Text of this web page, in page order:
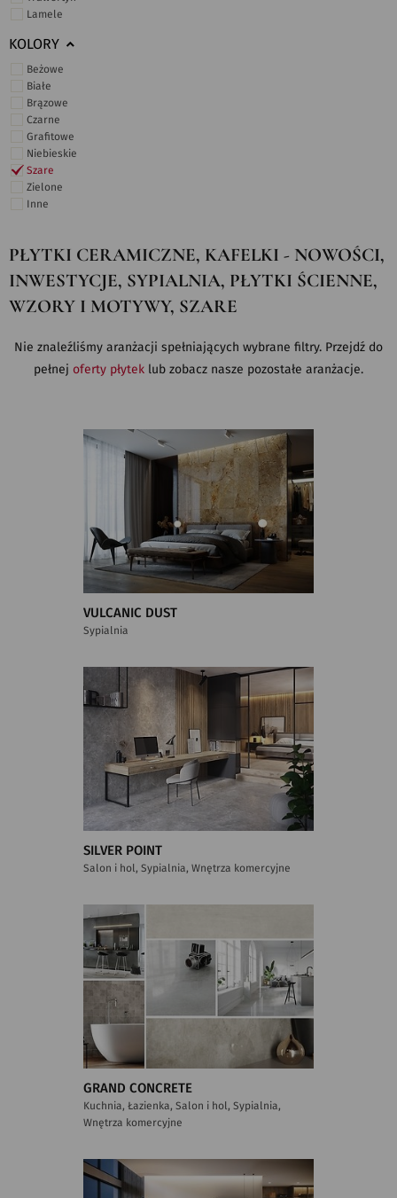
Lamele
KOLORY
Beżowe
Białe
Brązowe
Czarne
Grafitowe
Niebieskie
Szare
Zielone
Inne
PŁYTKI CERAMICZNE, KAFELKI - NOWOŚCI,
INWESTYCJE, SYPIALNIA, PŁYTKI ŚCIENNE,
WZORY I MOTYWY, SZARE
Nie znaleźliśmy aranżacji spełniających wybrane filtry. Przejdź do
pełnej oferty płytek lub zobacz nasze pozostałe aranżacje.
VULCANIC DUST
Sypialnia
SILVER POINT
Salon i hol, Sypialnia, Wnętrza komercyjne
GRAND CONCRETE
Kuchnia, Łazienka, Salon i hol, Sypialnia,
Wnętrza komercyjne